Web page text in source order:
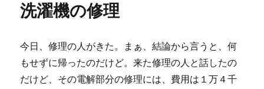
洗濯機の修理
今日、修理の人がきた。まぁ、結論から言うと、何
もせずに帰ったのだけど。来た修理の人と話したの
だけど、その電解部分の修理には、費用は１万４千